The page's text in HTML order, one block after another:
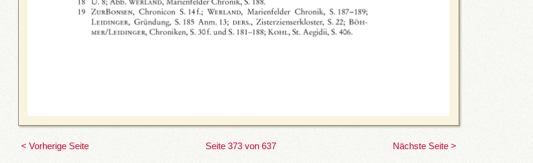
< Vorherige Seite Seite 373 von 637 Nächste Seite >